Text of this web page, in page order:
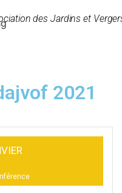
des Jardins et
2021